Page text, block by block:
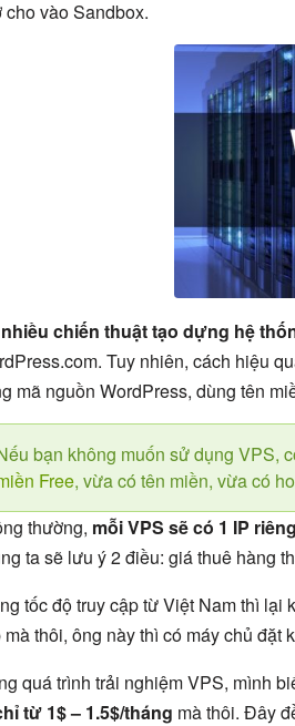
cho vào Sandbox.
chiến thuật tạo dựng hệ
Tuy nhiên, cách hiệu
mã nguồn WordPress, dùng tên
bạn không muốn sử dụng VPS,
Free, vừa có tên miền, vừa có
thường, mỗi VPS sẽ có 1 IP riêng
ta sẽ lưu ý 2 điều: giá thuê hàng
tốc độ truy cập từ Việt Nam thì lại
mà thôi, ông này thì có máy chủ đặt
quá trình trải nghiệm VPS, mình
từ 1$ – 1.5$/tháng mà thôi. Đây